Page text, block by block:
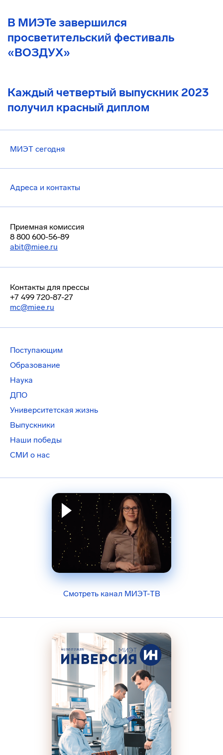
В МИЭТе завершился
просветительский фестиваль
«ВОЗДУХ»
Каждый четвертый выпускник 2023
получил красный диплом
МИЭТ сегодня
Адреса и контакты
Приемная комиссия
8 800 600-56-89
abit@miee.ru
Контакты для прессы
+7 499 720-87-27
mc@miee.ru
Поступающим
Образование
Наука
ДПО
Университетская жизнь
Выпускники
Наши победы
СМИ о нас
Смотреть канал МИЭТ-ТВ